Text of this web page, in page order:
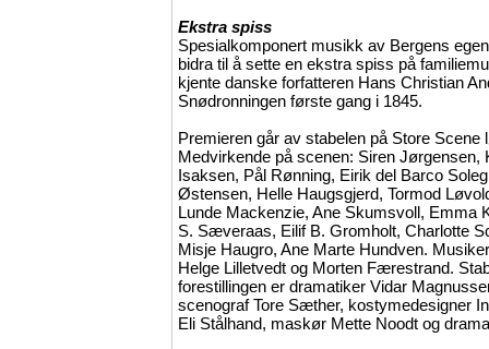
Ekstra spiss
Spesialkomponert musikk av Bergens
bidra til å sette en ekstra spiss på
kjente danske forfatteren Hans Christian
Snødronningen første gang i 1845.
Premieren går av stabelen på Store Scene
Medvirkende på scenen: Siren Jørgensen,
Isaksen, Pål Rønning, Eirik del Barco
Østensen, Helle Haugsgjerd, Tormod
Lunde Mackenzie, Ane Skumsvoll, Emma
S. Sæveraas, Eilif B. Gromholt, Charlotte
Misje Haugro, Ane Marte Hundven.
Helge Lilletvedt og Morten Færestrand.
forestillingen er dramatiker Vidar
scenograf Tore Sæther, kostymedesigner
Eli Stålhand, maskør Mette Noodt og